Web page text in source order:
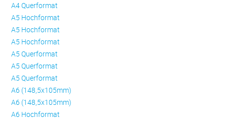
A4 Querformat
A5 Hochformat
A5 Hochformat
A5 Hochformat
A5 Querformat
A5 Querformat
A5 Querformat
A6 (148,5x105mm)
A6 (148,5x105mm)
A6 Hochformat